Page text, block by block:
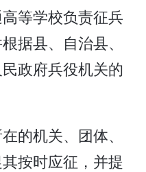
等学校负责征兵
据县、自治县、
政府兵役机关的
的机关、团体、
按时应征，并提